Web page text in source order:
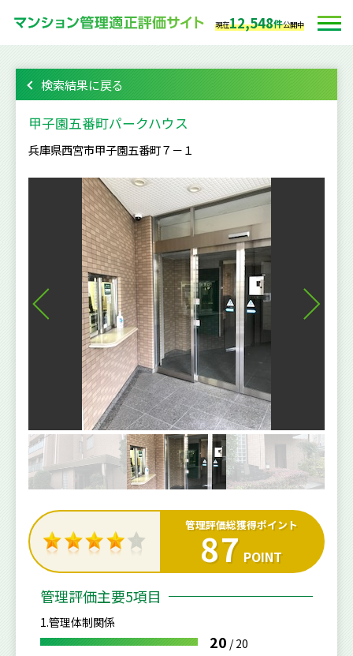
現在12,548件公開中
検索結果に戻る
甲子園五番町パークハウス
兵庫県西宮市甲子園五番町７－１
管理評価総獲得ポイント
87 POINT
管理評価主要5項目
1.管理体制関係
20 /20